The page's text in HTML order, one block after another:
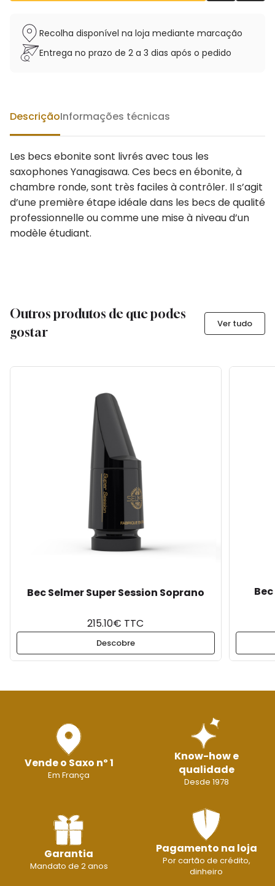
Recolha disponível na loja mediante marcação
Entrega no prazo de 2 a 3 dias após o pedido
DescriçãoInformações técnicas
Les becs ebonite sont livrés avec tous les
saxophones Yanagisawa. Ces becs en ébonite, à
chambre ronde, sont très faciles à contrôler. Il s’agit
d’une première étape idéale dans les becs de qualité
professionnelle ou comme une mise à niveau d’un
modèle étudiant.
Outros produtos de que podes
gostar
Ver tudo
Bec Selmer Super Session Soprano
215.10€ TTC
Descobre
Vende o Saxo nº 1
Em França
Know-how e
qualidade
Desde 1978
Garantia
Mandato de 2 anos
Pagamento na loja
Por cartão de crédito,
dinheiro